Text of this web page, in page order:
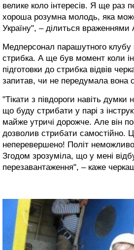
велике коло інтересів. Я ще раз
хороша розумна молодь, яка
Україну", – ділиться
Медперсонал парашутного клубу
стрибка. А ще був момент коли
підготовки до стрибка відвів
запитав, чи не передумала вона
"Тікати з півдороги навіть
що буду стрибати у парі з
майже утричі дорожче. Але він
дозволив стрибати самостійно.
неперевершено! Політ
Згодом зрозуміла, що у мені
перезавантаження", – каже